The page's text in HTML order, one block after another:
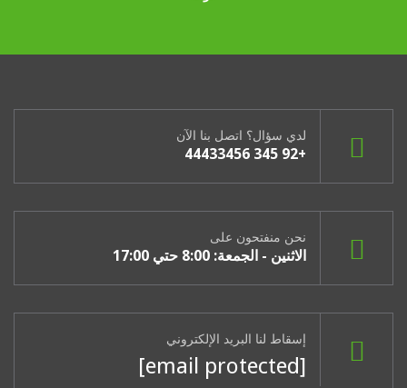
لدي سؤال؟ اتصل بنا الآن
+92 345 44433456
نحن منفتحون على
الاثنين - الجمعة: 8:00 حتي 17:00
إسقاط لنا البريد الإلكتروني
[email protected]